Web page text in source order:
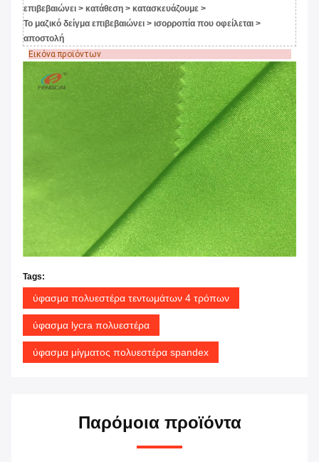
επιβεβαιώνει > κατάθεση > κατασκευάζουμε >
Το μαζικό δείγμα επιβεβαιώνει > ισορροπία που οφείλεται >
αποστολή
Εικόνα προϊόντων
Tags:
ύφασμα πολυεστέρα τεντωμάτων 4 τρόπων
ύφασμα lycra πολυεστέρα
ύφασμα μίγματος πολυεστέρα spandex
Παρόμοια προϊόντα